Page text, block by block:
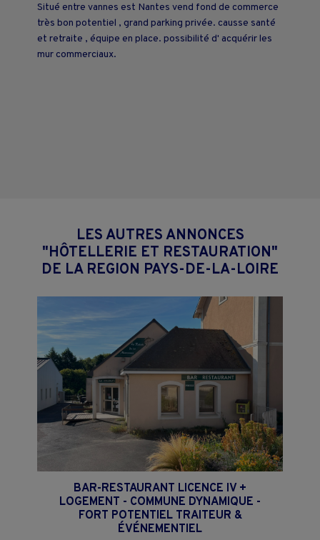
Situé entre vannes est Nantes vend fond de commerce
très bon potentiel , grand parking privée. causse santé
et retraite , équipe en place. possibilité d' acquérir les
mur commerciaux.
LES AUTRES ANNONCES
"HÔTELLERIE ET RESTAURATION"
DE LA REGION PAYS-DE-LA-LOIRE
BAR-RESTAURANT LICENCE IV +
LOGEMENT - COMMUNE DYNAMIQUE -
FORT POTENTIEL TRAITEUR &
ÉVÉNEMENTIEL